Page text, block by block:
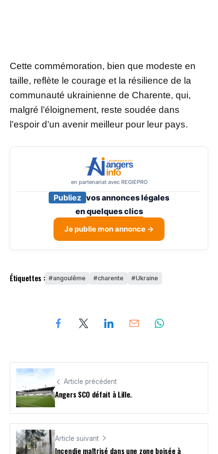
Cette commémoration, bien que modeste en
taille, reflète le courage et la résilience de la
communauté ukrainienne de Charente, qui,
malgré l’éloignement, reste soudée dans
l’espoir d’un avenir meilleur pour leur pays.
en partenariat avec REGIEPRO
Publiez vos annonces légales
enquelques clics
Je publie mon annonce →
Étiquettes : angoulême charente Ukraine
Article précédent
Angers SCO défait à Lille.
Article suivant
Incendie maîtrisé dans une zone boisée à